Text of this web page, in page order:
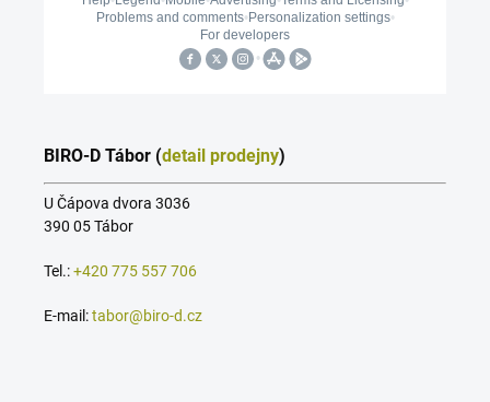
BIRO-D Tábor (detail prodejny)
U Čápova dvora 3036
390 05 Tábor
Tel.:+420 775 557 706
E-mail:tabor@biro-d.cz